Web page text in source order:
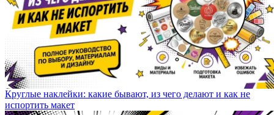
Круглые наклейки: какие бывают, из чего делают и как не
испортить макет